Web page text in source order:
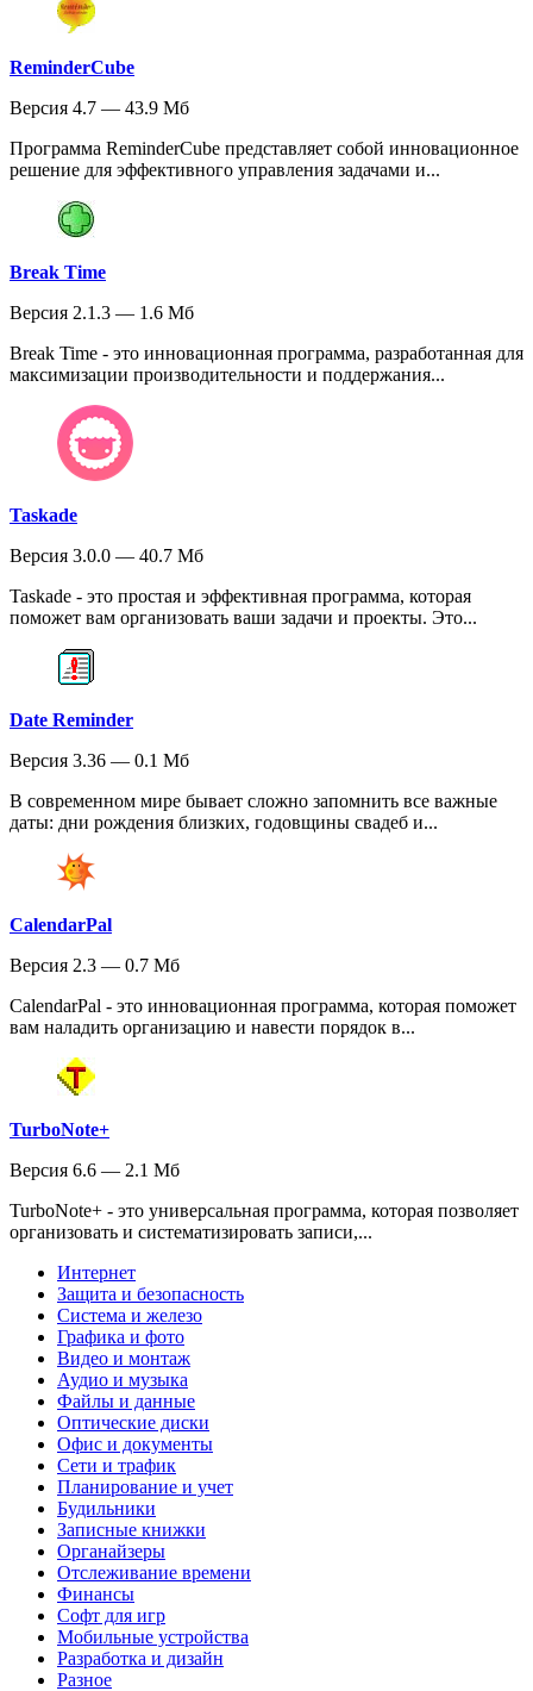
ReminderCube
Версия 4.7 — 43.9 Мб
Программа ReminderCube представляет собой инновационное
решение для эффективного управления задачами и...
Break Time
Версия 2.1.3 — 1.6 Мб
Break Time - это инновационная программа, разработанная для
максимизации производительности и поддержания...
Taskade
Версия 3.0.0 — 40.7 Мб
Taskade - это простая и эффективная программа, которая
поможет вам организовать ваши задачи и проекты. Это...
Date Reminder
Версия 3.36 — 0.1 Мб
В современном мире бывает сложно запомнить все важные
даты: дни рождения близких, годовщины свадеб и...
CalendarPal
Версия 2.3 — 0.7 Мб
CalendarPal - это инновационная программа, которая поможет
вам наладить организацию и навести порядок в...
TurboNote+
Версия 6.6 — 2.1 Мб
TurboNote+ - это универсальная программа, которая позволяет
организовать и систематизировать записи,...
Интернет
Защита и безопасность
Система и железо
Графика и фото
Видео и монтаж
Аудио и музыка
Файлы и данные
Оптические диски
Офис и документы
Сети и трафик
Планирование и учет
Будильники
Записные книжки
Органайзеры
Отслеживание времени
Финансы
Софт для игр
Мобильные устройства
Разработка и дизайн
Разное